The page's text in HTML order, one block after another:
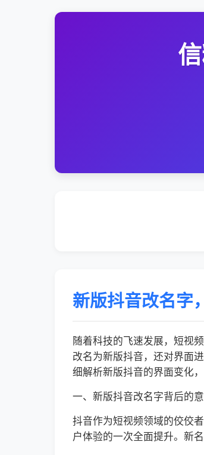
新版抖音改名字
随着科技的飞速发展，短视
改名为新版抖音，还对界面
细解析新版抖音的界面变化
一、新版抖音改名字背后的
抖音作为短视频领域的佼佼
户体验的一次全面提升。新